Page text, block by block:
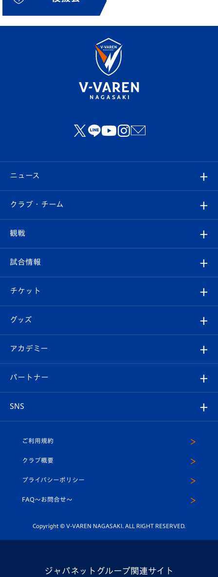
ニュース
すべて
クラブ
試合情報
チケット
イベント
メディア
ホームタウン
クラブ・チーム
クラブ概要
エンブレム紹介
スタッフプロフィール
マスコット紹介
平和祈念活動
ホームタウン活動
観戦
観戦ルール
はじめての観戦ガイド
Revive Team
ヴィヴィくんの長崎おもてなしガイド
試合情報
試合日程/結果
フォトギャラリー
スタジアムグルメ
チケット
チケット
V-LOVERS（ファンクラブ）
プレイヤーズスイート
グッズ
オンラインショップ
店舗情報
アカデミー
育成からのお知らせ
U-18
スクール
パートナー
SNS
ヴィヴィくんインスタグラム
公式LINE＠
ご利用規約
クラブ概要
プライバシーポリシー
FAQ〜お問合せ〜
Copyright © V-VAREN NAGASAKI. ALL RIGHT RESERVED.
ジャパネットグループ関連サイト